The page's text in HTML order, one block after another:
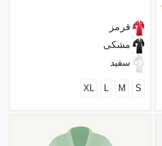
قرمز
مشکی
سفید
S
M
L
XL